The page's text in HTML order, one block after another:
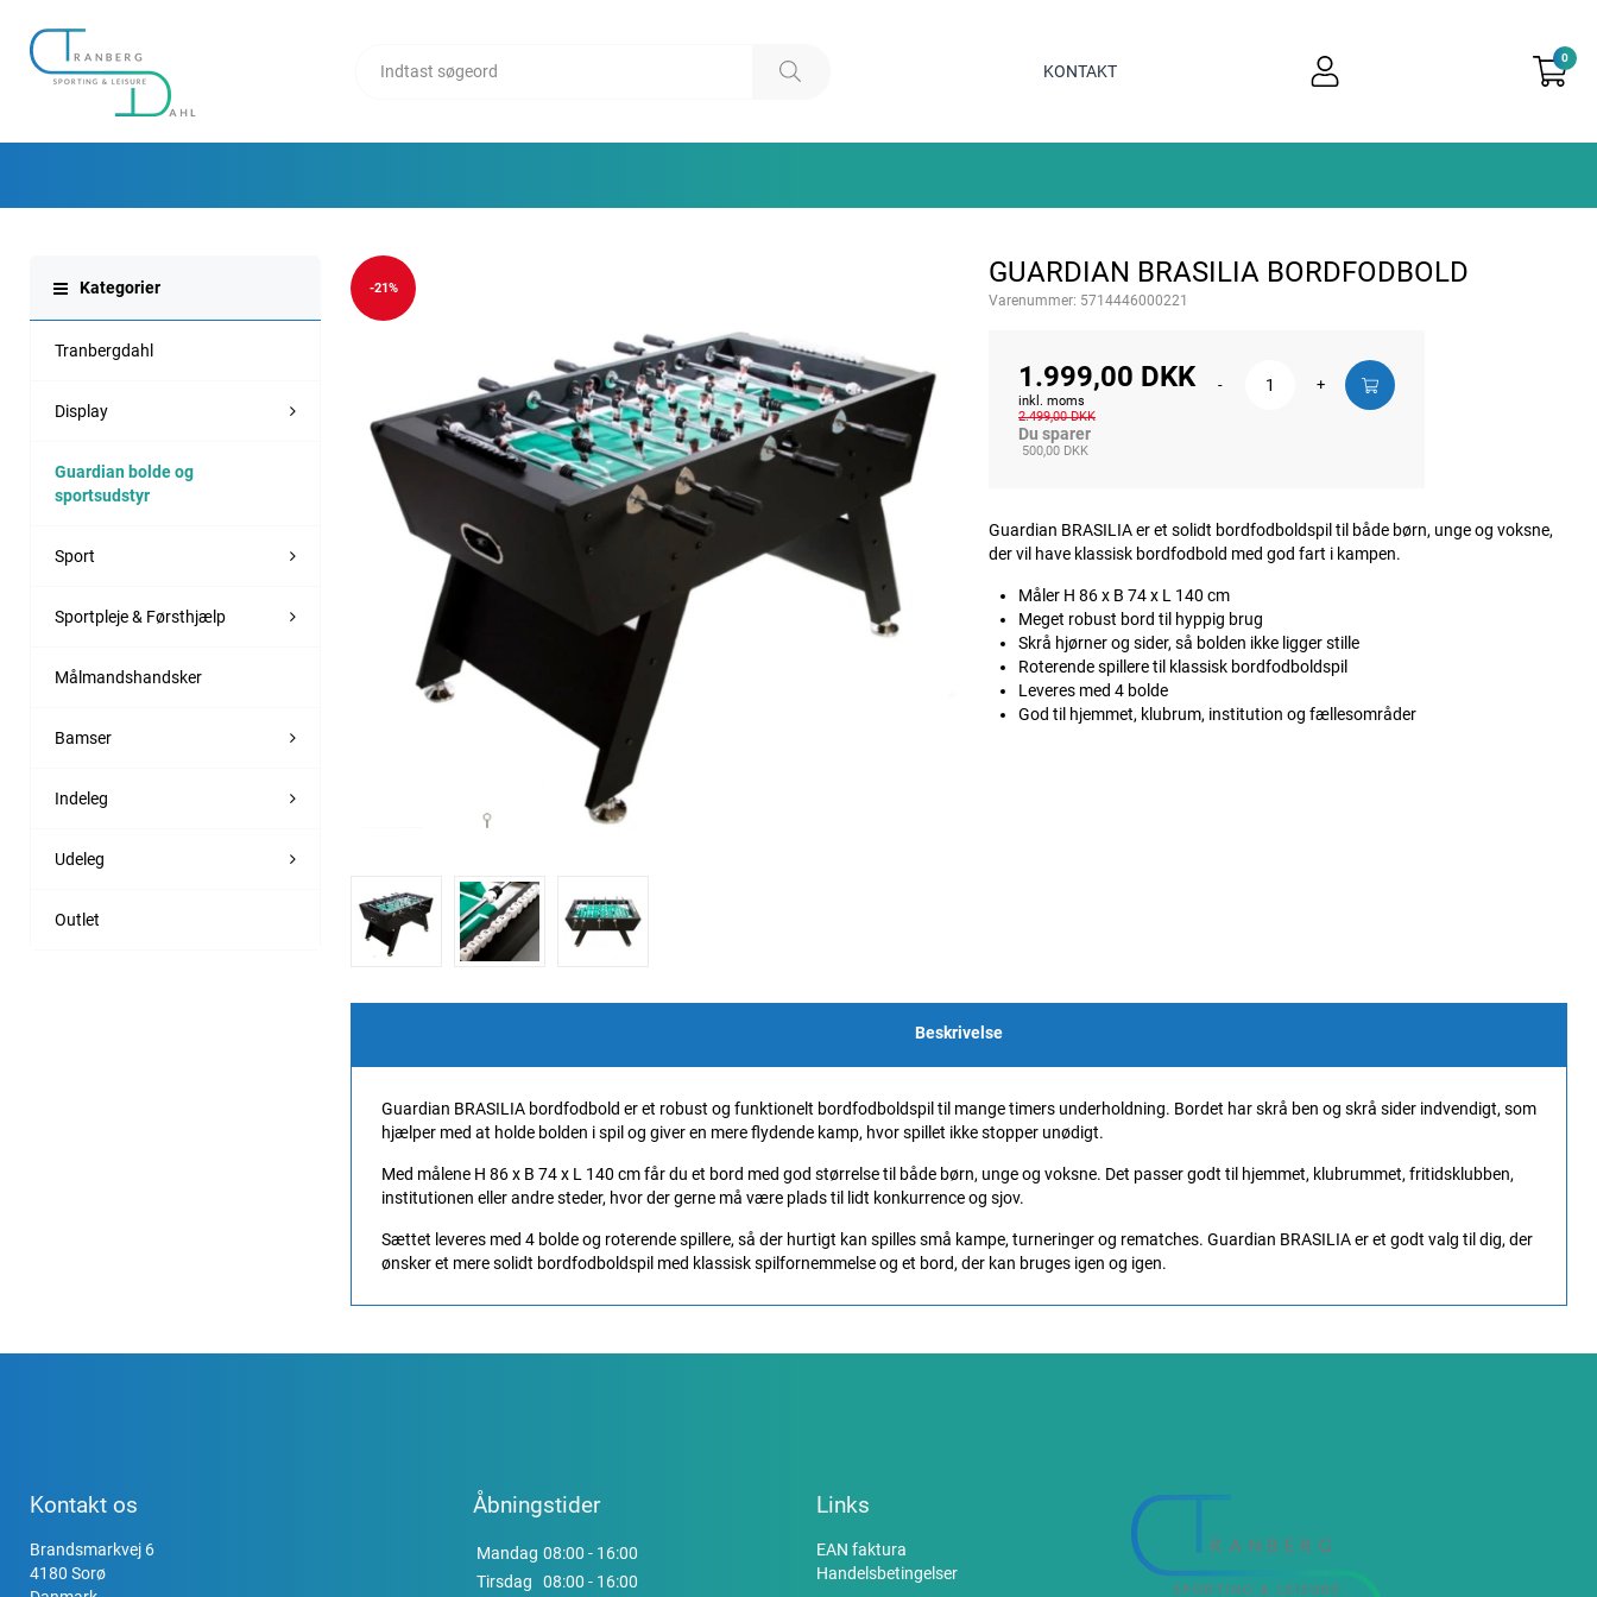
KONTAKT
0
Kategorier
Tranbergdahl
Display
Guardian bolde og
sportsudstyr
Sport
Sportpleje & Førsthjælp
Målmandshandsker
Bamser
Indeleg
Udeleg
Outlet
-21% GUARDIAN BRASILIA BORDFODBOLD
Varenummer: 5714446000221
1.999,00 DKK
inkl. moms
2.499,00 DKK
Du sparer
500,00 DKK
- +
Guardian BRASILIA er et solidt bordfodboldspil til både børn, unge og voksne,
der vil have klassisk bordfodbold med god fart i kampen.
Måler H 86 x B 74 x L 140 cm
Meget robust bord til hyppig brug
Skrå hjørner og sider, så bolden ikke ligger stille
Roterende spillere til klassisk bordfodboldspil
Leveres med 4 bolde
God til hjemmet, klubrum, institution og fællesområder
Beskrivelse
Guardian BRASILIA bordfodbold er et robust og funktionelt bordfodboldspil til mange timers underholdning. Bordet har skrå ben og skrå sider indvendigt, som
hjælper med at holde bolden i spil og giver en mere flydende kamp, hvor spillet ikke stopper unødigt.
Med målene H 86 x B 74 x L 140 cm får du et bord med god størrelse til både børn, unge og voksne. Det passer godt til hjemmet, klubrummet, fritidsklubben,
institutionen eller andre steder, hvor der gerne må være plads til lidt konkurrence og sjov.
Sættet leveres med 4 bolde og roterende spillere, så der hurtigt kan spilles små kampe, turneringer og rematches. Guardian BRASILIA er et godt valg til dig, der
ønsker et mere solidt bordfodboldspil med klassisk spilfornemmelse og et bord, der kan bruges igen og igen.
Kontakt os
Brandsmarkvej 6
4180 Sorø
Åbningstider
Mandag 08:00 - 16:00
Tirsdag
08:00 - 16:00
Links
EAN faktura
Handelsbetingelser